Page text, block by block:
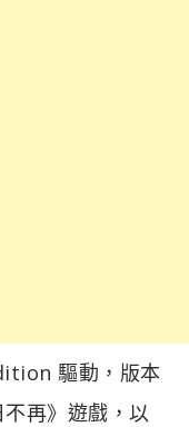
驅動，版本
再》遊戲，以